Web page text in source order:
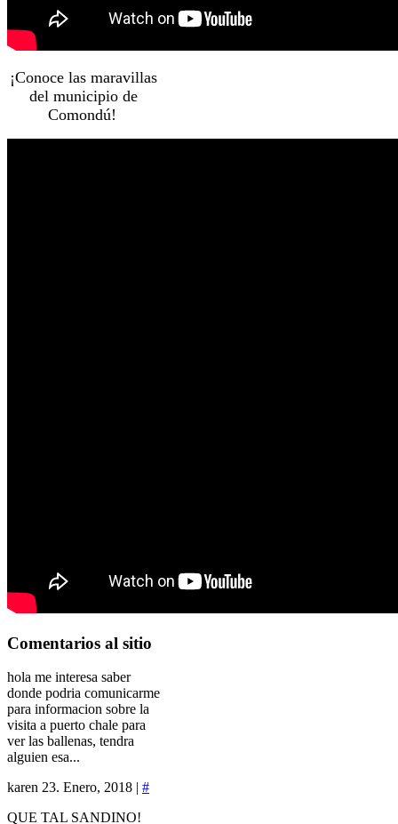
¡Conoce las maravillas
del municipio de
Comondú!
Comentarios al sitio
hola me interesa saber
donde podria comunicarme
para informacion sobre la
visita a puerto chale para
ver las ballenas, tendra
alguien esa...
karen 23. Enero, 2018 | #
QUE TAL SANDINO!